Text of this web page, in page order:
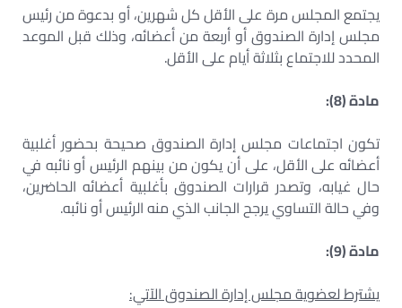
يجتمع المجلس مرة على الأقل كل شهرين، أو بدعوة من رئيس
مجلس إدارة الصندوق أو أربعة من أعضائه، وذلك قبل الموعد
المحدد للاجتماع بثلاثة أيام على الأقل.
مادة (8):
تكون اجتماعات مجلس إدارة الصندوق صحيحة بحضور أغلبية
أعضائه على الأقل، على أن يكون من بينهم الرئيس أو نائبه في
حال غيابه، وتصدر قرارات الصندوق بأغلبية أعضائه الحاضرين،
وفي حالة التساوي يرجح الجانب الذي منه الرئيس أو نائبه.
مادة (9):
يشترط لعضوية مجلس إدارة الصندوق الآتي: